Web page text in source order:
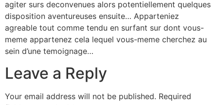
agiter surs deconvenues alors potentiellement quelques
disposition aventureuses ensuite… Apparteniez
agreable tout comme tendu en surfant sur dont vous-
meme appartenez cela lequel vous-meme cherchez au
sein d’une temoignage…
Leave a Reply
Your email address will not be published. Required